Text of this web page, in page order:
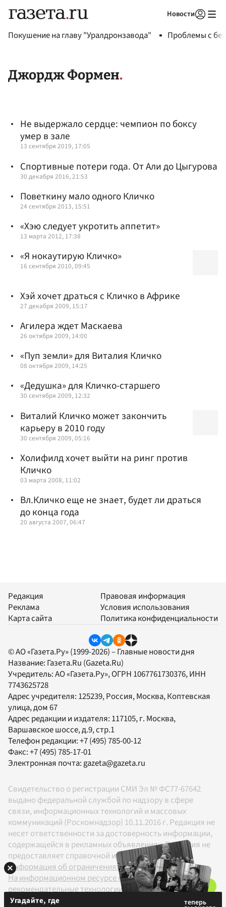
Новости
Покушение на главу "Уралдронзавода" Проблемы с
Джордж Формен
Не выдержало сердце: чемпион по боксу
умер в зале
13 сентября 2019, 17:05
Спортивные потери года. От Али до Цыгурова
30 декабря 2016, 21:53
Поветкину мало одного Кличко
24 сентября 2013, 15:51
«Хэю следует укротить аппетит»
13 марта 2012, 17:38
«Я нокаутирую Кличко»
16 сентября 2010, 09:45
Хэй хочет драться с Кличко в Африке
27 декабря 2009, 15:17
Агилера ждет Маскаева
26 октября 2009, 14:00
«Пуп земли» для Виталия Кличко
08 октября 2009, 14:25
«Дедушка» для Кличко-старшего
30 сентября 2009, 12:32
Виталий Кличко может закончить
карьеру в 2010 году
30 сентября 2009, 05:16
Холифилд хочет выйти на ринг против
Кличко
03 марта 2008, 11:02
Вл.Кличко еще не знает, будет ли драться
до конца года
20 августа 2007, 06:47
Редакция
Реклама
Карта сайта
Правовая информация
Условия использования
Политика конфиденциальности
© АО «Газета.Ру» (1999-2026) – Главные новости дня
Название: Газета.Ru (Gazeta.Ru)
Учредитель:АО «Газета.Ру», ОГРН 1067761730376, ИНН
7743625728
Адрес учредителя: 125239, Россия, Москва, Коптевская
улица, дом 67
Адрес редакции и издателя: 117105, г. Москва,
Варшавское шоссе, д.9, стр.1
Телефон редакции:+7 (495) 785-00-12
Факс:+7 (495) 785-17-01
Электронная почта: gazeta@gazeta.ru
Свидетельство о регистрации СМИ Эл № ФС77-67642
выдано федеральной службой по надзору в сфере
связи, информационных технологий и массовых
коммуникаций (Роскомнадзор) 10.11.2016 г. Редакция не
несет ответственности за достоверность информации,
содержащейся в рекламных объявлениях. Редакция не
предоставляет справочной информации.
Информация об ограничениях
На информационном ресурсе применяются
рекомендательные технологии в соответствии с
Правилами
Угадайте, где